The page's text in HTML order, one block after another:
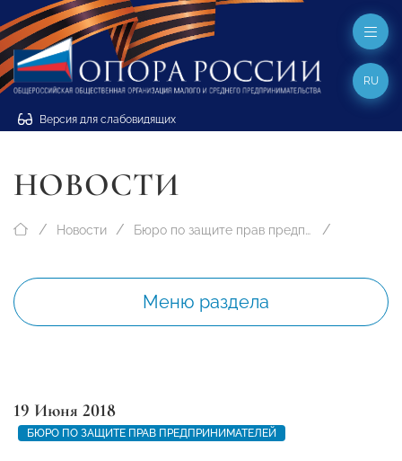
Версия для слабовидящих
RU
НОВОСТИ
Новости Бюро по защите прав предпринимателей
Меню раздела
19 Июня 2018
БЮРО ПО ЗАЩИТЕ ПРАВ ПРЕДПРИНИМАТЕЛЕЙ